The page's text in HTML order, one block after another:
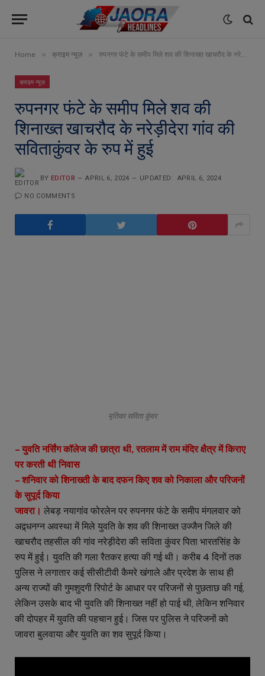
Home » क्राइम न्यूज़ » रुपनगर फंटे के समीप मिले शव की शिनाख्त खाचरौद के नरेड़ीदेरा गांव की सविताकुंवर के रुप में हुई
क्राइम न्यूज़
रुपनगर फंटे के समीप मिले शव की
शिनाख्त खाचरौद के नरेड़ीदेरा गांव की
सविताकुंवर के रुप में हुई
BY EDITOR APRIL 6, 2024 UPDATED: APRIL 6, 2024
NO COMMENTS
मृतिका सविता कुंवर
– युवति नर्सिंग कॉलेज की छात्रा थी, रतलाम में राम मंदिर क्षैत्र में किराए
पर करती थी निवास
– शनिवार को शिनाख्ती के बाद दफन किए शव को निकाला और परिजनों
के सुपूर्द किया
जावरा। लेबड़ नयागांव फोरलेन पर रुपनगर फंटे के समीप मंगलवार को
अद्र्धनग्न अवस्था में मिले युवति के शव की शिनाख्त उज्जैन जिले की
खाचरौद तहसील की गांव नरेड़ीदेरा की सविता कुंवर पिता भारतसिंह के
रुप में हुई। युवति की गला रैतकर हत्या की गई थी। करीब 4 दिनों तक
पुलिस ने लगातार कई सीसीटीवी कैमरे खंगाले और प्रदेश के साथ ही
अन्य राज्यों की गुमशुदगी रिपोर्ट के आधार पर परिजनों से पुछताछ की गई,
लेकिन उसके बाद भी युवति की शिनाख्त नहीं हो पाई थी, लेकिन शनिवार
की दोपहर में युवति की पहचान हुई। जिस पर पुलिस ने परिजनों को
जावरा बुलवाया और युवति का शव सुपूर्द किया।